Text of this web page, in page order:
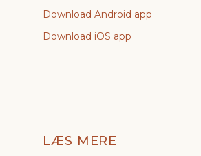
Download Android app
Download iOS app
LÆS MERE